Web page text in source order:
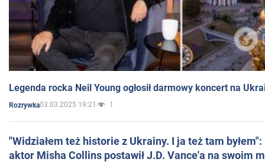
Legenda rocka Neil Young ogłosił darmowy koncert na
Rozrywka03.03.2025 19:21 1
"Widziałem też historie z Ukrainy. I ja też tam
aktor Misha Collins postawił J.D. Vance'a na swoim